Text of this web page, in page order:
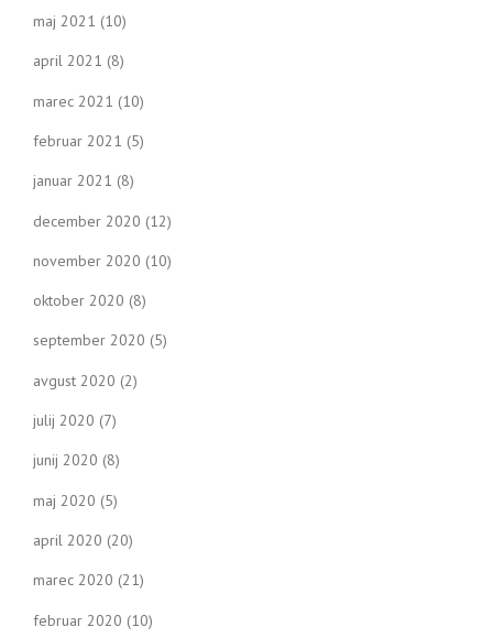
maj 2021 (10)
april 2021 (8)
marec 2021 (10)
februar 2021 (5)
januar 2021 (8)
december 2020 (12)
november 2020 (10)
oktober 2020 (8)
september 2020 (5)
avgust 2020 (2)
julij 2020 (7)
junij 2020 (8)
maj 2020 (5)
april 2020 (20)
marec 2020 (21)
februar 2020 (10)